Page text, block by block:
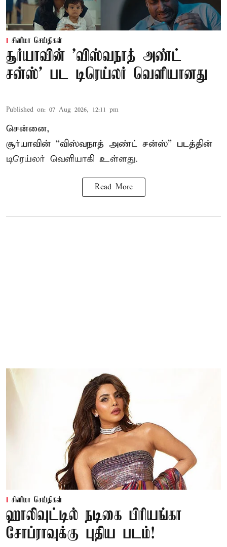
சினிமா செய்திகள்
சூர்யாவின் 'விஸ்வநாத் அண்ட்
சன்ஸ்' பட டிரெய்லர் வெளியானது
Published on: 07 Aug 2026, 12:11 pm
சென்னை,
சூர்யாவின் “விஸ்வநாத் அண்ட் சன்ஸ்” படத்தின்
டிரெய்லர் வெளியாகி உள்ளது.
Read More
சினிமா செய்திகள்
ஹாலிவுட்டில் நடிகை பிரியங்கா
சோப்ராவுக்கு புதிய படம்!